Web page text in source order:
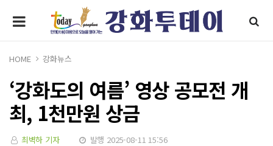
HOME 강화뉴스
‘강화도의 여름’ 영상 공모전 개
최, 1천만원 상금
최벽하 기자 발행 2025-08-11 15:56